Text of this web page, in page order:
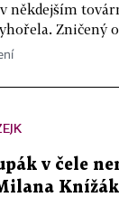
někdejším
Zničený
v čele